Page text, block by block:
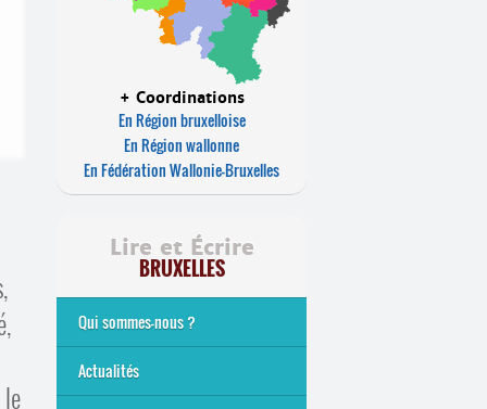
+ Coordinations
En Région bruxelloise
En Région wallonne
En Fédération Wallonie-Bruxelles
Lire et Écrire
BRUXELLES
Qui sommes-nous ?
Analphabétisme et illettrisme
L’alphabétisation populaire
Le mouvement Lire et Écrire
Nos missions
... Tous les articles
Actualités